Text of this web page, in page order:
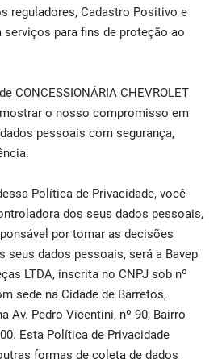
reguladores, Cadastro Positivo e
para fins de proteção ao
CONCESSIONÁRIA CHEVROLET
o nosso compromisso em
pessoais com segurança,
Política de Privacidade, você
dos seus dados pessoais,
por tomar as decisões
seus dados pessoais, será a Bavep
LTDA, inscrita no CNPJ sob nº
sede na Cidade de Barretos,
Av. Pedro Vicentini, nº 90, Bairro
Esta Política de Privacidade
formas de coleta de dados